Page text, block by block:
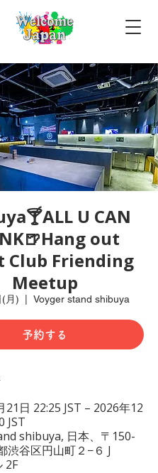
U CAN
out
Club Friending
Meetup
(月) Voyger stand shibuya
予約する
21日 22:25 JST – 2026年12
JST
shibuya, 日本、〒150-
渋谷区円山町２−６ J
2F